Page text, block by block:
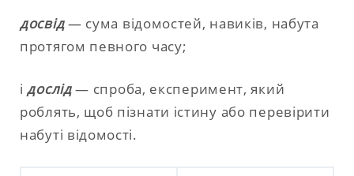
досвід— сума відомостей, навиків, набута
протягом певного часу;
ідослід— спроба, експеримент, який
роблять, щоб пізнати істину або перевірити
набуті відомості.